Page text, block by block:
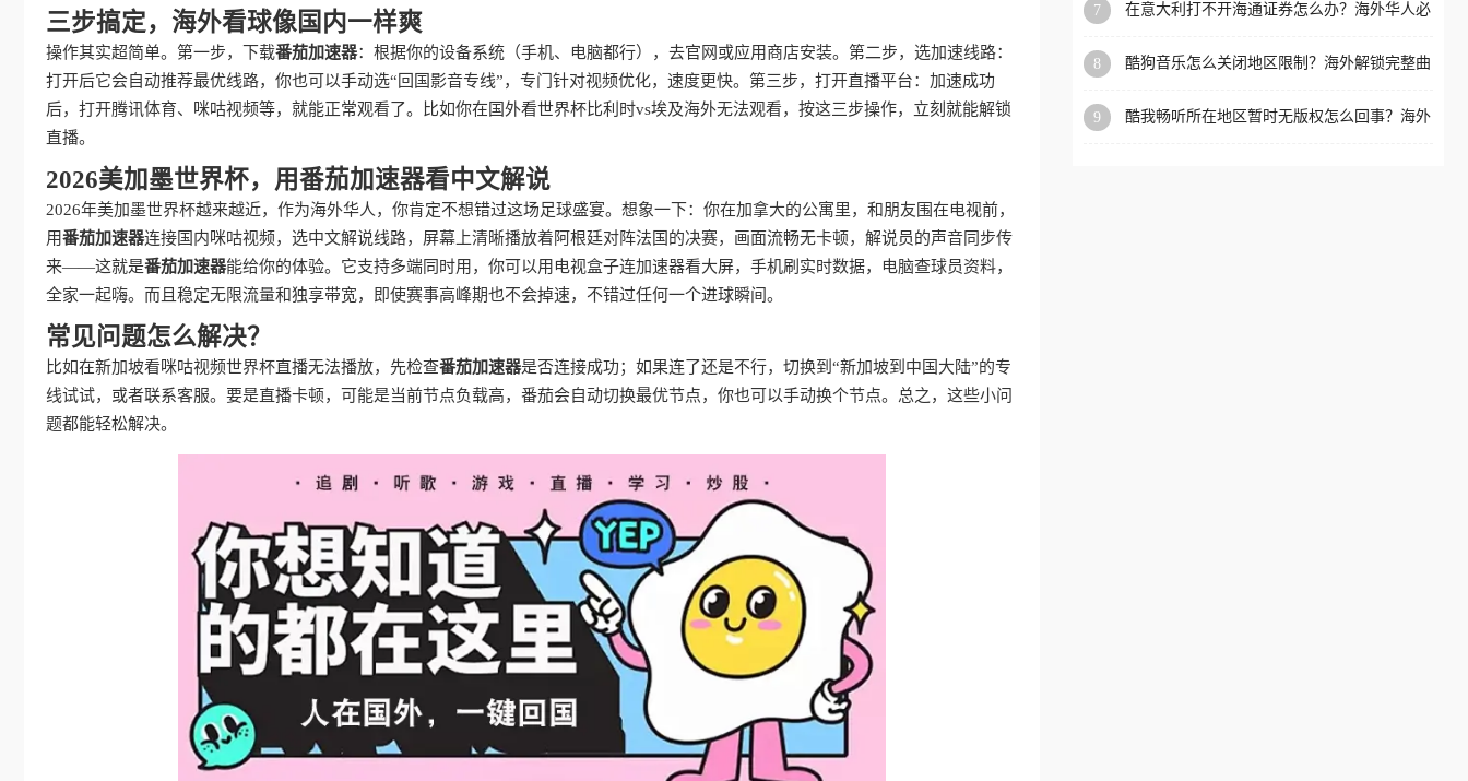
三步搞定，海外看球像国内一样爽
操作其实超简单。第一步，下载番茄加速器：根据你的设备系统（手机、电脑都行），去官网或应用商店安装。第二步，选加速线路：
打开后它会自动推荐最优线路，你也可以手动选“回国影音专线”，专门针对视频优化，速度更快。第三步，打开直播平台：加速成功
后，打开腾讯体育、咪咕视频等，就能正常观看了。比如你在国外看世界杯比利时vs埃及海外无法观看，按这三步操作，立刻就能解锁
直播。
2026美加墨世界杯，用番茄加速器看中文解说
2026年美加墨世界杯越来越近，作为海外华人，你肯定不想错过这场足球盛宴。想象一下：你在加拿大的公寓里，和朋友围在电视前，
用番茄加速器连接国内咪咕视频，选中文解说线路，屏幕上清晰播放着阿根廷对阵法国的决赛，画面流畅无卡顿，解说员的声音同步传
来——这就是番茄加速器能给你的体验。它支持多端同时用，你可以用电视盒子连加速器看大屏，手机刷实时数据，电脑查球员资料，
全家一起嗨。而且稳定无限流量和独享带宽，即使赛事高峰期也不会掉速，不错过任何一个进球瞬间。
常见问题怎么解决？
比如在新加坡看咪咕视频世界杯直播无法播放，先检查番茄加速器是否连接成功；如果连了还是不行，切换到“新加坡到中国大陆”的专
线试试，或者联系客服。要是直播卡顿，可能是当前节点负载高，番茄会自动切换最优节点，你也可以手动换个节点。总之，这些小问
题都能轻松解决。
7
在意大利打不开海通证券怎么办？海外华人必
8
酷狗音乐怎么关闭地区限制？海外解锁完整曲
9
酷我畅听所在地区暂时无版权怎么回事？海外